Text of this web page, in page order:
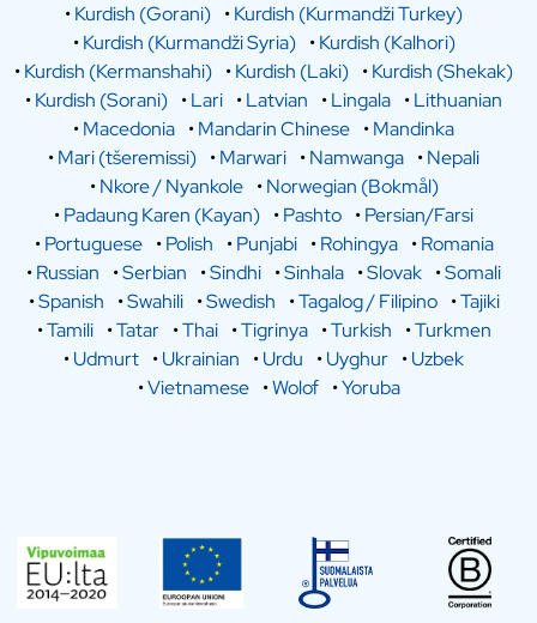
•Kurdish (Gorani) •Kurdish (Kurmandži Turkey)
•Kurdish (Kurmandži Syria) •Kurdish (Kalhori)
•Kurdish (Kermanshahi) •Kurdish (Laki) •Kurdish (Shekak)
•Kurdish (Sorani) •Lari •Latvian •Lingala •Lithuanian
•Macedonia •Mandarin Chinese •Mandinka
•Mari (tšeremissi) •Marwari •Namwanga •Nepali
•Nkore / Nyankole •Norwegian (Bokmål)
•Padaung Karen (Kayan) •Pashto •Persian/Farsi
•Portuguese •Polish •Punjabi •Rohingya •Romania
•Russian •Serbian •Sindhi •Sinhala •Slovak •Somali
•Spanish •Swahili •Swedish •Tagalog / Filipino •Tajiki
•Tamili •Tatar •Thai •Tigrinya •Turkish •Turkmen
•Udmurt •Ukrainian •Urdu •Uyghur •Uzbek
•Vietnamese •Wolof •Yoruba